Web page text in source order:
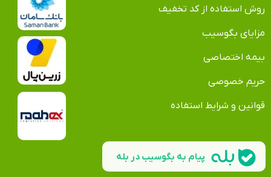
روش استفاده از کد تخفیف
مزایای بگوسیب
بیمه اختصاصی
حریم خصوصی
قوانین و شرایط استفاده
پیام به بگوسیب در بله